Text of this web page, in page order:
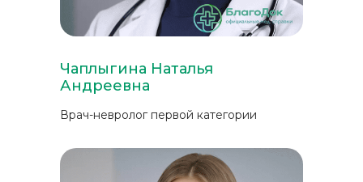
Чаплыгина Наталья
Андреевна
Врач-невролог первой категории